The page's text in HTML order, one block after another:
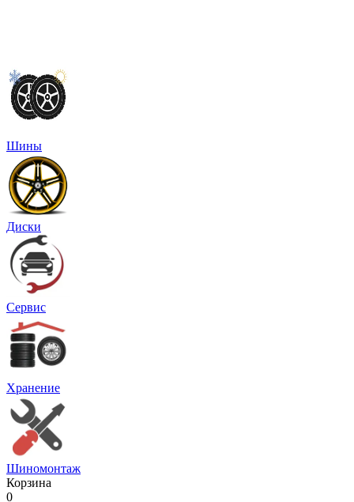
Шины
Диски
Сервис
Хранение
Шиномонтаж
Корзина
0